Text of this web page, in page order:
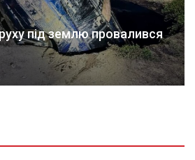
під землю провалився